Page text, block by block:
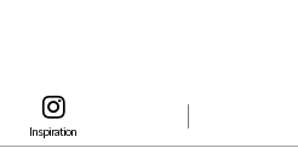
Inspiration